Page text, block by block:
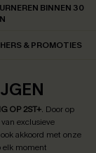
BINNEN 30
& PROMOTIES
OP 2ST+. Door op
exclusieve
akkoord met onze
elk moment